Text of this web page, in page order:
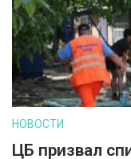
НОВОСТИ
ЦБ призвал